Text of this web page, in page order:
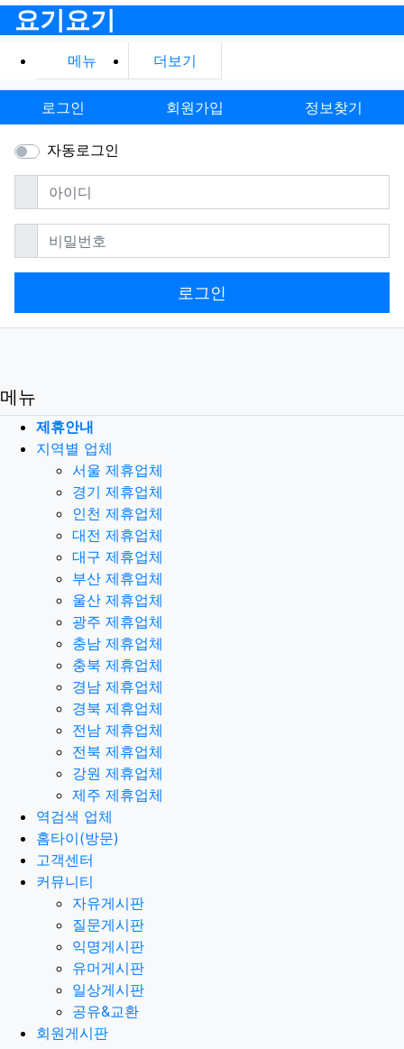
요기요기
메뉴 더보기
로그인 회원가입 정보찾기
자동로그인
아이디필수
비밀번호필수
로그인
메뉴
제휴안내
지역별 업체
서울 제휴업체
경기 제휴업체
인천 제휴업체
대전 제휴업체
대구 제휴업체
부산 제휴업체
울산 제휴업체
광주 제휴업체
충남 제휴업체
충북 제휴업체
경남 제휴업체
경북 제휴업체
전남 제휴업체
전북 제휴업체
강원 제휴업체
제주 제휴업체
역검색 업체
홈타이(방문)
고객센터
커뮤니티
자유게시판
질문게시판
익명게시판
유머게시판
일상게시판
공유&교환
회원게시판